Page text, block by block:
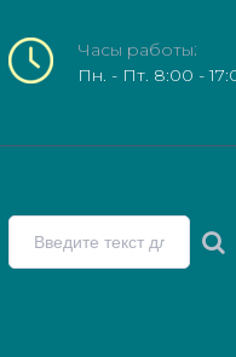
Часы работы:
Пн. - Пт. 8:00 -